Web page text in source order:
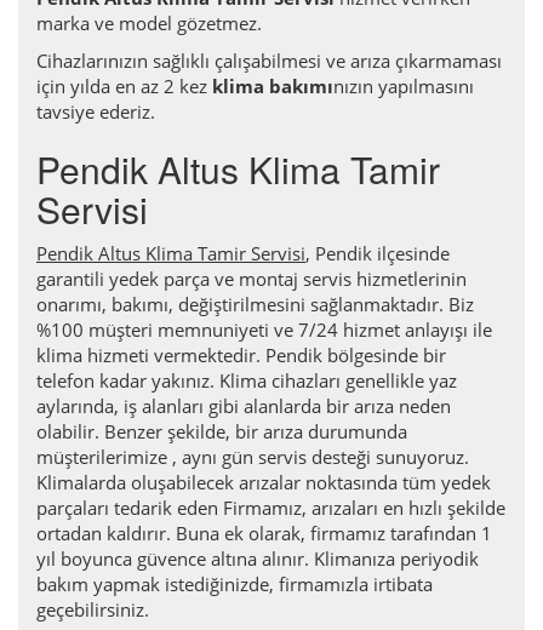
marka ve model gözetmez.
Cihazlarınızın sağlıklı çalışabilmesi ve arıza çıkarmaması
için yılda en az 2 kez klima bakımınızın yapılmasını
tavsiye ederiz.
Pendik Altus Klima Tamir
Servisi
Pendik Altus Klima Tamir Servisi, Pendik ilçesinde
garantili yedek parça ve montaj servis hizmetlerinin
onarımı, bakımı, değiştirilmesini sağlanmaktadır. Biz
%100 müşteri memnuniyeti ve 7/24 hizmet anlayışı ile
klima hizmeti vermektedir. Pendik bölgesinde bir
telefon kadar yakınız. Klima cihazları genellikle yaz
aylarında, iş alanları gibi alanlarda bir arıza neden
olabilir. Benzer şekilde, bir arıza durumunda
müşterilerimize , aynı gün servis desteği sunuyoruz.
Klimalarda oluşabilecek arızalar noktasında tüm yedek
parçaları tedarik eden Firmamız, arızaları en hızlı şekilde
ortadan kaldırır. Buna ek olarak, firmamız tarafından 1
yıl boyunca güvence altına alınır. Klimanıza periyodik
bakım yapmak istediğinizde, firmamızla irtibata
geçebilirsiniz.